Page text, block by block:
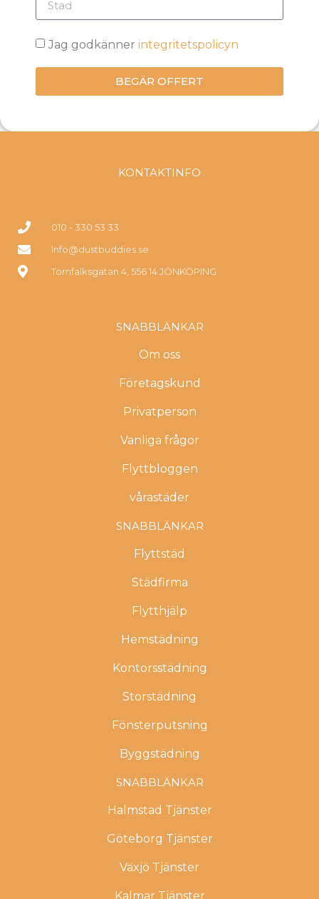
Jag godkänner integritetspolicyn
BEGÄR OFFERT
KONTAKTINFO
010 - 330 53 33
Info@dustbuddies.se
Tornfalksgatan 4, 556 14 JÖNKÖPING
SNABBLÄNKAR
Om oss
Företagskund
Privatperson
Vanliga frågor
Flyttbloggen
vårastäder
SNABBLÄNKAR
Flyttstäd
Städfirma
Flytthjälp
Hemstädning
Kontorsstädning
Storstädning
Fönsterputsning
Byggstädning
SNABBLÄNKAR
Halmstad Tjänster
Göteborg Tjänster
Växjö Tjänster
Kalmar Tjänster